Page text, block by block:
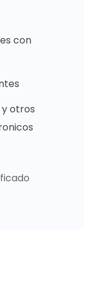
con
otros